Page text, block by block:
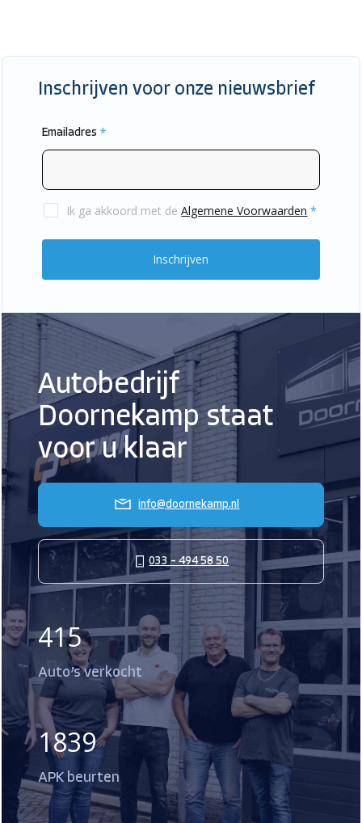
Inschrijven voor onze nieuwsbrief
Emailadres *
Ik ga akkoord met deAlgemene Voorwaarden *
Autobedrijf
Doornekamp staat
voor u klaar
info@doornekamp.nl
033 – 494 58 50
415
Auto’s verkocht
1839
APK beurten